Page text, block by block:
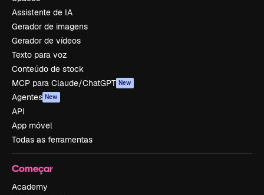
Assistente de IA
Gerador de imagens
Gerador de vídeos
Texto para voz
Conteúdo de stock
MCP para Claude/ChatGPT New
Agentes New
API
App móvel
Todas as ferramentas
Começar
Academy